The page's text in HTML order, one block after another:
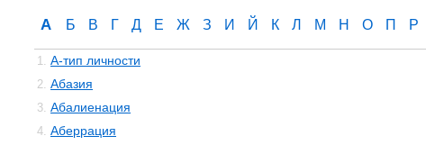
А Б В Г Д Е Ж З И Й К Л М Н О П Р
1. А-тип личности
2. Абазия
3. Абалиенация
4. Аберрация